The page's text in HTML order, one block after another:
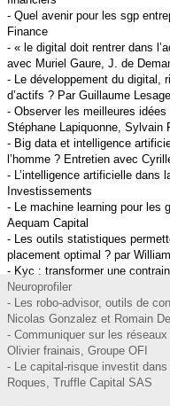
- Quel avenir pour les sgp
Finance
- « le digital doit rentrer dans
avec Muriel Gaure, J. de
- Le développement du digital,
d’actifs ? Par Guillaume
- Observer les meilleures
Stéphane Lapiquonne,
- Big data et intelligence
l’homme ? Entretien avec
- L’intelligence artificielle dans
Investissements
- Le machine learning pour les
Aequam Capital
- Les outils statistiques
placement optimal ? par
- Kyc : transformer une
Neuroprofiler
- Les robo-advisor, outils de
Nicolas Gonzalez et Romain
- Communiquer sur les
Olivier frainais, Groupe OFI
- Le capital-risque investit
Roques, Truffle Capital SAS